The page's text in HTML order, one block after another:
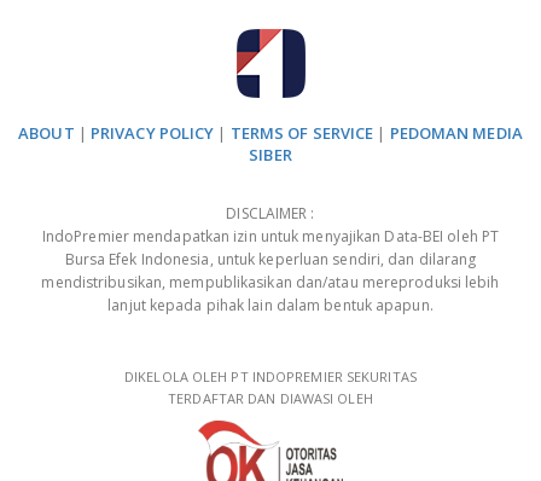
ABOUT | PRIVACY POLICY | TERMS OF SERVICE | PEDOMAN MEDIA
SIBER
DISCLAIMER :
IndoPremier mendapatkan izin untuk menyajikan Data-BEI oleh PT
Bursa Efek Indonesia, untuk keperluan sendiri, dan dilarang
mendistribusikan, mempublikasikan dan/atau mereproduksi lebih
lanjut kepada pihak lain dalam bentuk apapun.
DIKELOLA OLEH PT INDOPREMIER SEKURITAS
TERDAFTAR DAN DIAWASI OLEH